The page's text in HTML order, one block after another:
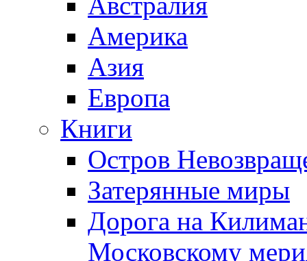
Америка
Азия
Европа
Книги
Остров
Затерянные миры
Дорога на
Московскому